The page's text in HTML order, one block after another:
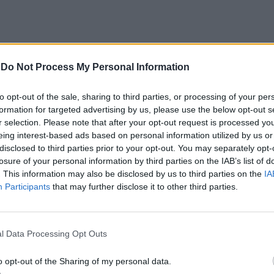
Do Not Process My Personal Information
opt-out of the sale, sharing to third parties, or processing of your
for targeted advertising by us, please use the below opt-out
selection. Please note that after your opt-out request is processed
interest-based ads based on personal information utilized by us
to third parties prior to your opt-out. You may separately
of your personal information by third parties on the IAB’s list of
This information may also be disclosed by us to third parties on the
Participants that may further disclose it to other third parties.
Data Processing Opt Outs
opt-out of the Sharing of my personal data.
debruçou-se sobre os segredos das escolhas
cobiçados e o preço da sua liberdade. É uma
dançam um tango delicado e em que cada euro
AHolidu, com a sua análise
os padrões deviageme as tendências de